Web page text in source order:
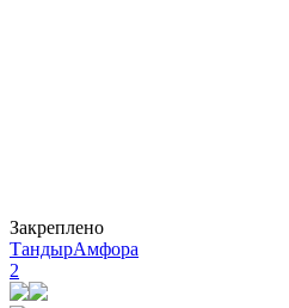
Закреплено
ТандырАмфора
2